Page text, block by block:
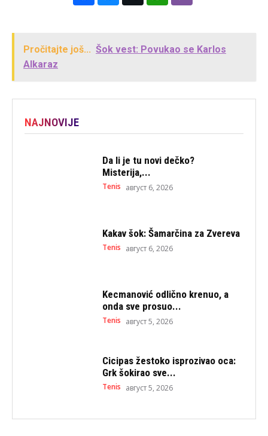
Pročitajte još... Šok vest: Povukao se Karlos
Alkaraz
NAJNOVIJE
Da li je tu novi dečko?
Misterija,...
Tenis август 6, 2026
Kakav šok: Šamarčina za Zvereva
Tenis август 6, 2026
Kecmanović odlično krenuo, a
onda sve prosuo...
Tenis август 5, 2026
Cicipas žestoko isprozivao oca:
Grk šokirao sve...
Tenis август 5, 2026